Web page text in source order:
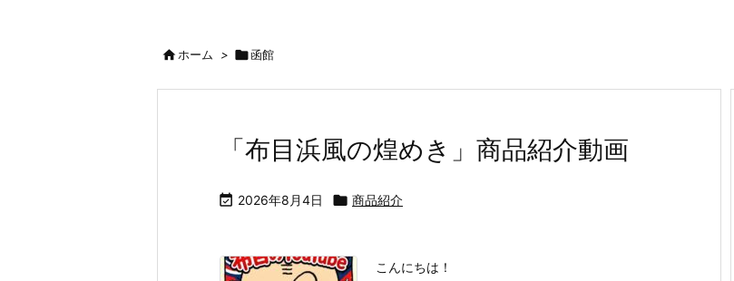
ホーム > 函館
「布目浜風の煌めき」商品紹介動画
 2026年8月4日  商品紹介
こんにちは！